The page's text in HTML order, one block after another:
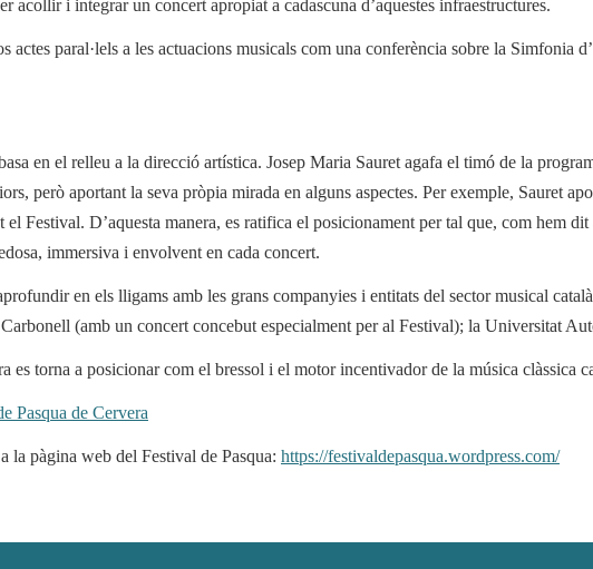
acollir i integrar un concert apropiat a cadascuna d’aquestes infraestructures.
actes paral·lels a les actuacions musicals com una conferència sobre la Simfonia
en el relleu a la direcció artística. Josep Maria Sauret agafa el timó de la
però aportant la seva pròpia mirada en alguns aspectes. Per exemple, Sauret
el Festival. D’aquesta manera, es ratifica el posicionament per tal que, com hem
immersiva i envolvent en cada concert.
en els lligams amb les grans companyies i entitats del sector musical
(amb un concert concebut especialment per al Festival); la Universitat
es torna a posicionar com el bressol i el motor incentivador de la música clàssica
Pasqua de Cervera
la pàgina web del Festival de Pasqua: https://festivaldepasqua.wordpress.com/